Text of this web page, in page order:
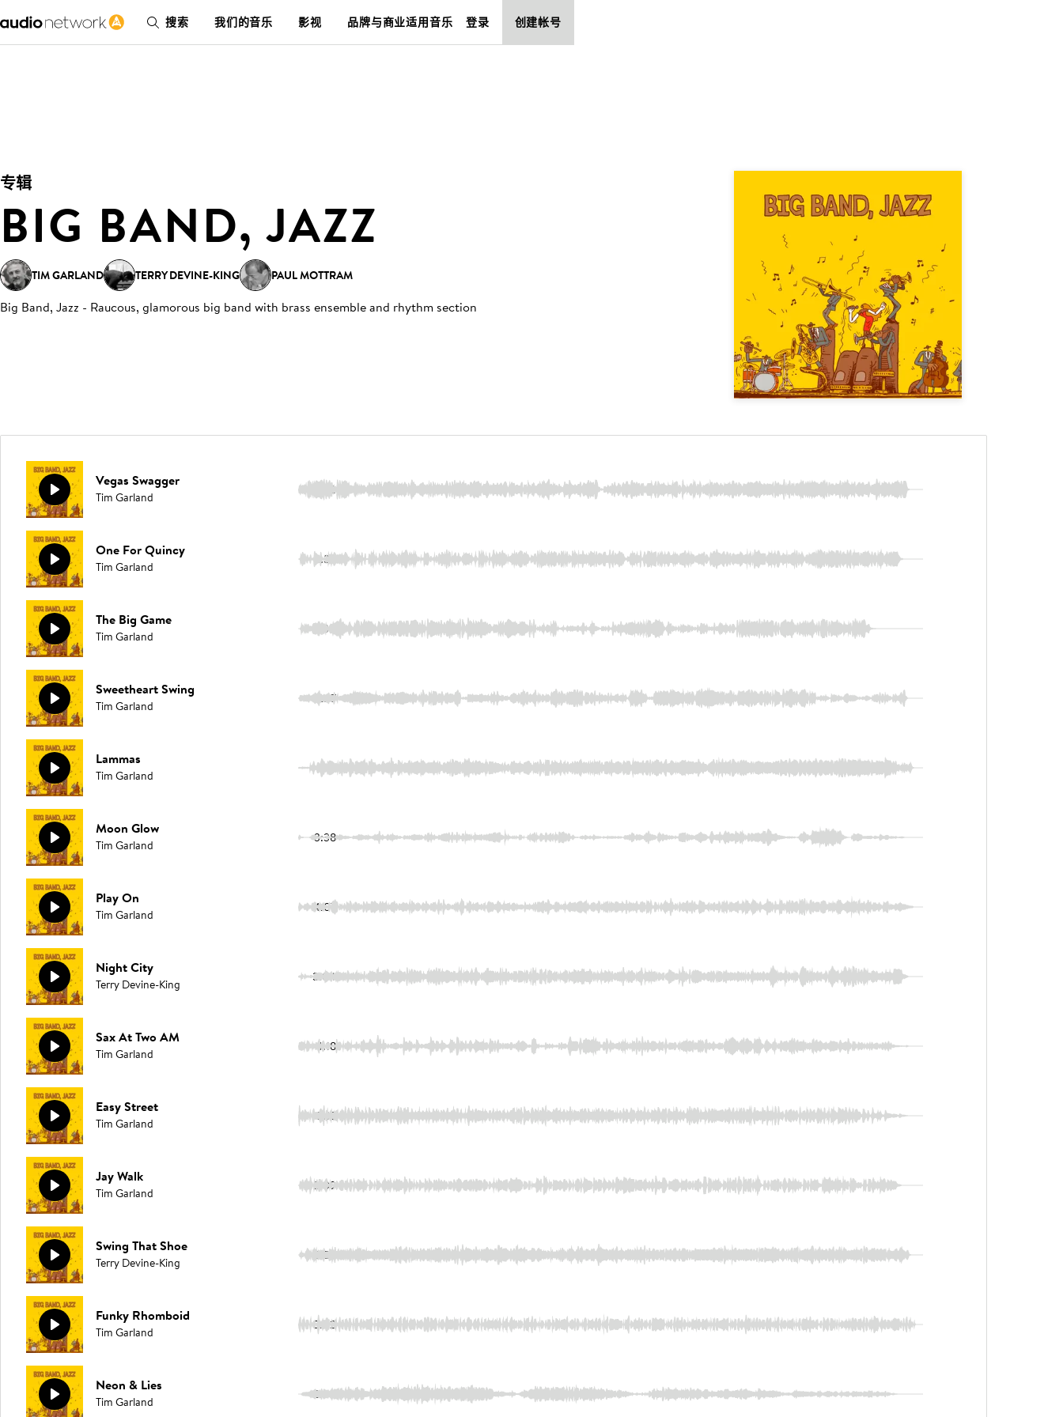
搜索 我们的音乐 影视 品牌与商业适用音乐 登录 创建帐号
专辑
BIG BAND, JAZZ
TIM GARLAND TERRY DEVINE-KING PAUL MOTTRAM
Big Band, Jazz - Raucous, glamorous big band with brass ensemble and rhythm section
Vegas Swagger
Tim Garland 2:32
One For Quincy
Tim Garland 1:39
The Big Game
Tim Garland 1:34
Sweetheart Swing
Tim Garland 2:17
Lammas
Tim Garland 6:12
Moon Glow
Tim Garland 3:38
Play On
Tim Garland 4:07
Night City
Terry Devine-King 3:04
Sax At Two AM
Tim Garland 4:18
Easy Street
Tim Garland 3:15
Jay Walk
Tim Garland 2:09
Swing That Shoe
Terry Devine-King 2:56
Funky Rhomboid
Tim Garland 3:42
Neon & Lies
Tim Garland 2:24